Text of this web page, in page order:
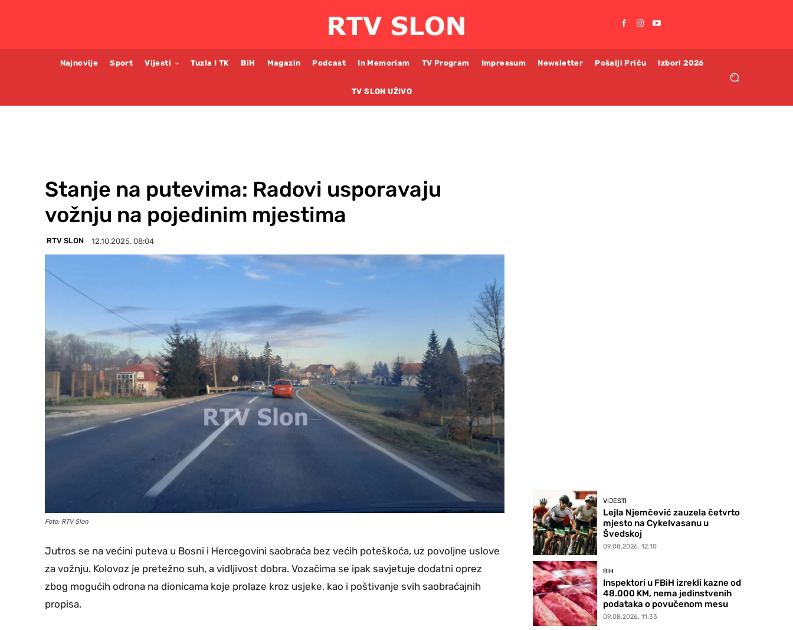
Najnovije Sport Vijesti Tuzla I TK BiH Magazin Podcast In Memoriam TV Program Impressum Newsletter Pošalji Priču Izbori 2026
TV SLON UŽIVO
Stanje na putevima: Radovi usporavaju
vožnju na pojedinim mjestima
RTV SLON 12.10.2025. 08:04
Foto: RTV Slon
Jutros se na većini puteva u Bosni i Hercegovini saobraća bez većih poteškoća, uz povoljne uslove
za vožnju. Kolovoz je pretežno suh, a vidljivost dobra. Vozačima se ipak savjetuje dodatni oprez
zbog mogućih odrona na dionicama koje prolaze kroz usjeke, kao i poštivanje svih saobraćajnih
propisa.
VIJESTI
Lejla Njemčević zauzela četvrto
mjesto na Cykelvasanu u
Švedskoj
09.08.2026. 12:10
BIH
Inspektori u FBiH izrekli kazne od
48.000 KM, nema jedinstvenih
podataka o povučenom mesu
09.08.2026. 11:33